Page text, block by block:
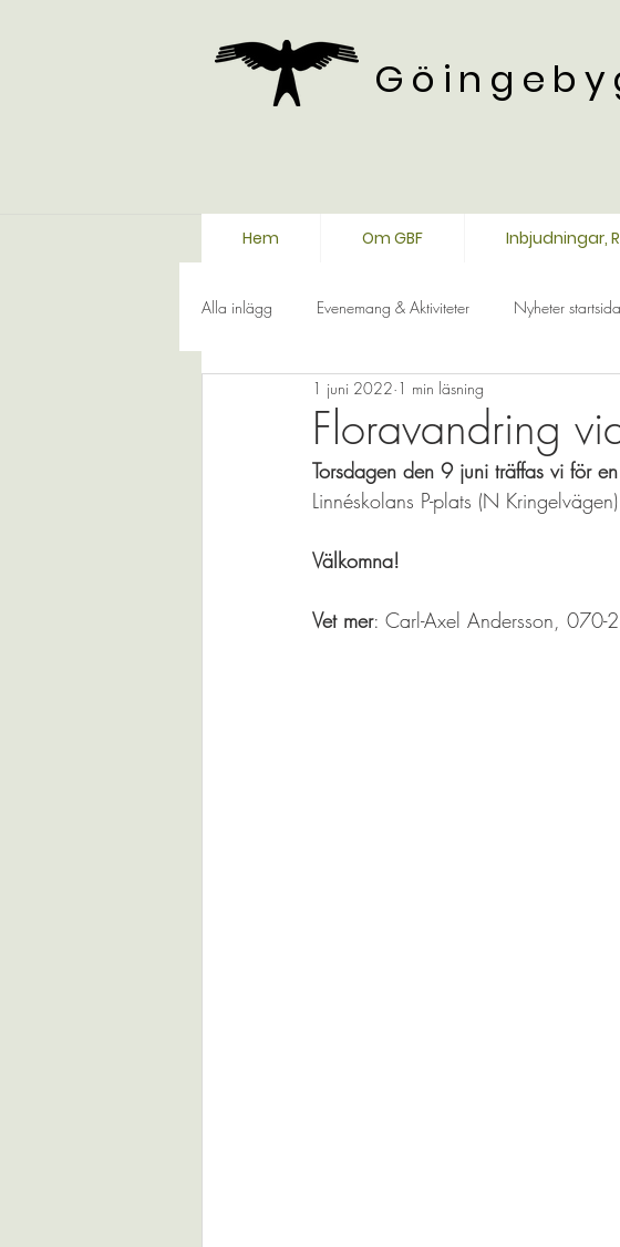
Hem Om GBF Inbjudningar,
Alla inlägg Evenemang & Aktiviteter Nyheter startsida
Floravandring
1 juni 2022 1 min läsning
Torsdagen den 9 juni träffas vi för en
Linnéskolans P-plats (N
Välkomna!
Vet mer: Carl-Axel Andersson,